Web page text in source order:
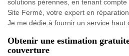
solutions pérennes, en tenant
Site Fermé, votre expert en
Je me dédie à fournir un service haut
Obtenir une estimation
couverture